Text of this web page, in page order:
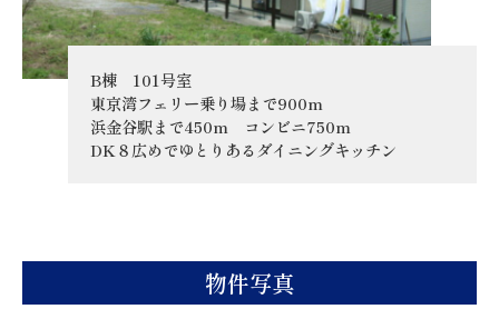
B棟 101号室
東京湾フェリー乗り場まで900m
浜金谷駅まで450m コンビニ750m
DK８広めでゆとりあるダイニングキッチン
物件写真